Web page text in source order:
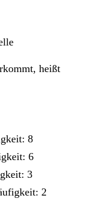
heißt
8
6
3
2